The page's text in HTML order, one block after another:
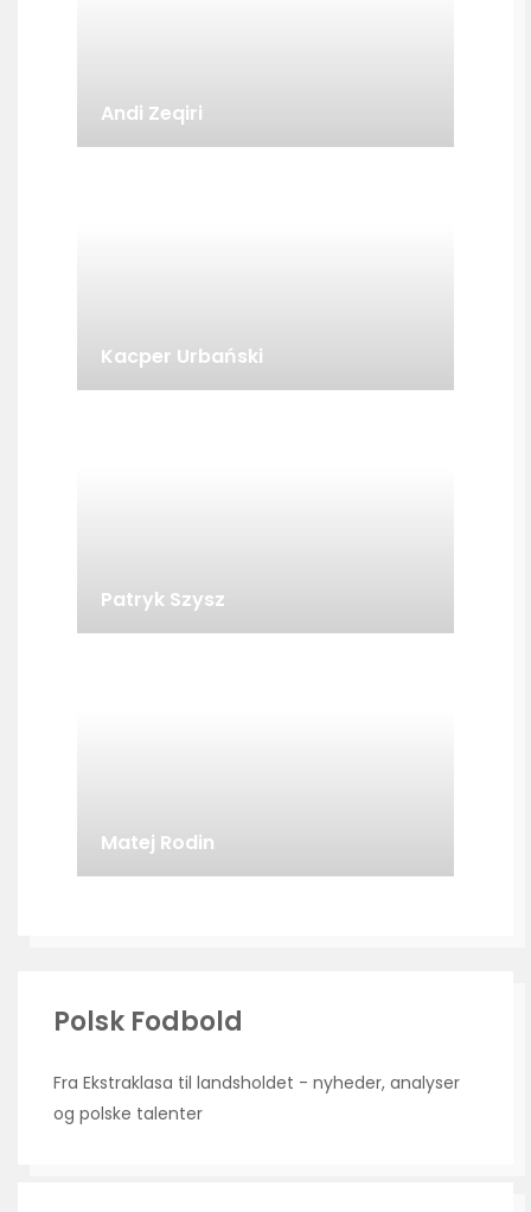
Andi Zeqiri
Kacper Urbański
Patryk Szysz
Matej Rodin
Polsk Fodbold
Fra Ekstraklasa til landsholdet - nyheder, analyser
og polske talenter